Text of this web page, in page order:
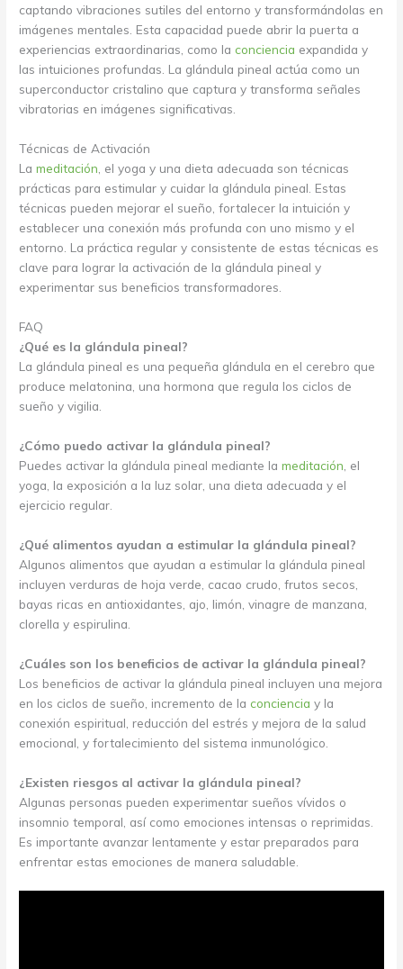
captando vibraciones sutiles del entorno y transformándolas en
imágenes mentales. Esta capacidad puede abrir la puerta a
experiencias extraordinarias, como la conciencia expandida y
las intuiciones profundas. La glándula pineal actúa como un
superconductor cristalino que captura y transforma señales
vibratorias en imágenes significativas.
Técnicas de Activación
Lameditación , el yoga y una dieta adecuada son técnicas
prácticas para estimular y cuidar la glándula pineal. Estas
técnicas pueden mejorar el sueño, fortalecer la intuición y
establecer una conexión más profunda con uno mismo y el
entorno. La práctica regular y consistente de estas técnicas es
clave para lograr la activación de la glándula pineal y
experimentar sus beneficios transformadores.
FAQ
¿Qué es la glándula pineal?
La glándula pineal es una pequeña glándula en el cerebro que
produce melatonina, una hormona que regula los ciclos de
sueño y vigilia.
¿Cómo puedo activar la glándula pineal?
Puedes activar la glándula pineal mediante lameditación , el
yoga, la exposición a la luz solar, una dieta adecuada y el
ejercicio regular.
¿Qué alimentos ayudan a estimular la glándula pineal?
Algunos alimentos que ayudan a estimular la glándula pineal
incluyen verduras de hoja verde, cacao crudo, frutos secos,
bayas ricas en antioxidantes, ajo, limón, vinagre de manzana,
clorella y espirulina.
¿Cuáles son los beneficios de activar la glándula pineal?
Los beneficios de activar la glándula pineal incluyen una mejora
en los ciclos de sueño, incremento de la conciencia y la
conexión espiritual, reducción del estrés y mejora de la salud
emocional, y fortalecimiento del sistema inmunológico.
¿Existen riesgos al activar la glándula pineal?
Algunas personas pueden experimentar sueños vívidos o
insomnio temporal, así como emociones intensas o reprimidas.
Es importante avanzar lentamente y estar preparados para
enfrentar estas emociones de manera saludable.